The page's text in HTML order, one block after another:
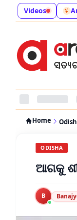
Videos
Home
ODISHA
ଆଗକୁ
B